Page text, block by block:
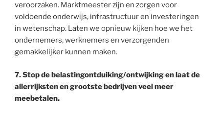
veroorzaken. Marktmeester zijn en zorgen voor
voldoende onderwijs, infrastructuur en investeringen
in wetenschap. Laten we opnieuw kijken hoe we het
ondernemers, werknemers en verzorgenden
gemakkelijker kunnen maken.
7. Stop de belastingontduiking/ontwijking en laat de
allerrijksten en grootste bedrijven veel meer
meebetalen.